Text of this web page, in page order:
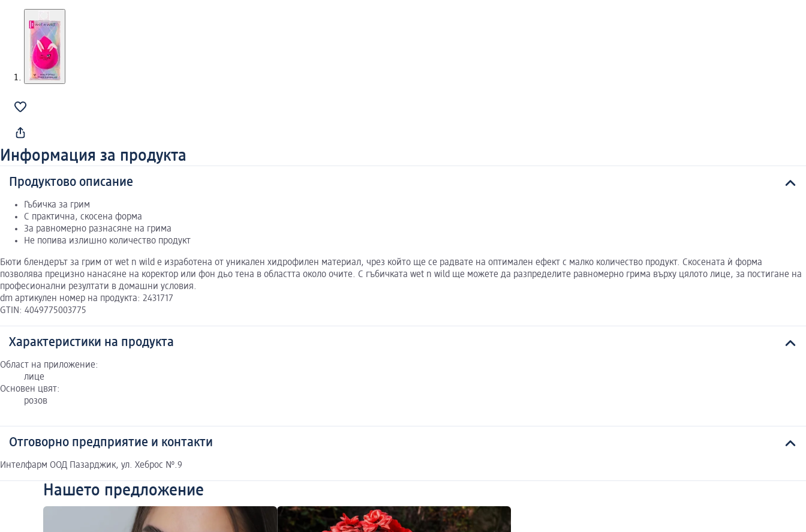
Информация за продукта
Продуктово описание
Гъбичка за грим
С практична, скосена форма
За равномерно разнасяне на грима
Не попива излишно количество продукт
Бюти блендерът за грим от wet n wild е изработена от уникален хидрофилен материал, чрез който ще се радвате на оптимален ефект с малко количество продукт. Скосената ѝ форма
позволява прецизно нанасяне на коректор или фон дьо тена в областта около очите. С гъбичката wet n wild ще можете да разпределите равномерно грима върху цялото лице, за постигане на
професионални резултати в домашни условия.
dm артикулен номер на продукта: 2431717
GTIN: 4049775003775
Характеристики на продукта
Област на приложение:
лице
Основен цвят:
розов
Отговорно предприятие и контакти
Интелфарм ООД Пазарджик, ул. Хеброс №.9
Нашето предложение